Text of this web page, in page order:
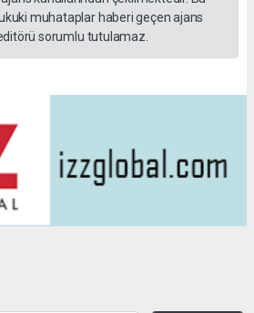
muhataplar haberi geçen ajans
sorumlu tutulamaz.